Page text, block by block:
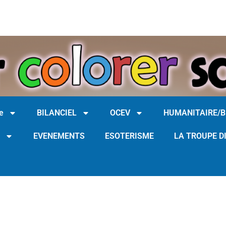
BILANCIEL OCEV HUMANITAIRE/
EVENEMENTS ESOTERISME LA TROUPE